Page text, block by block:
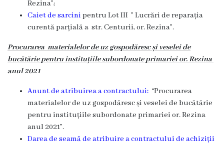
Rezina”;
Caiet de sarcini pentru Lot III ” Lucrări de reparația
curentăparțială a str. Centurii, or. Rezina”.
Procurarea materialelor de uz gospodăresc și veselei de
bucătărie pentru instituțiile subordonate primariei or. Rezina
anul 2021
Anunt de atribuirea a contractului: “Procurarea
materialelor de uz gospodăresc și veselei de bucătărie
pentru instituțiile subordonate primariei or. Rezina
anul 2021”.
Darea de seamă de atribuire a contractului de achiziții